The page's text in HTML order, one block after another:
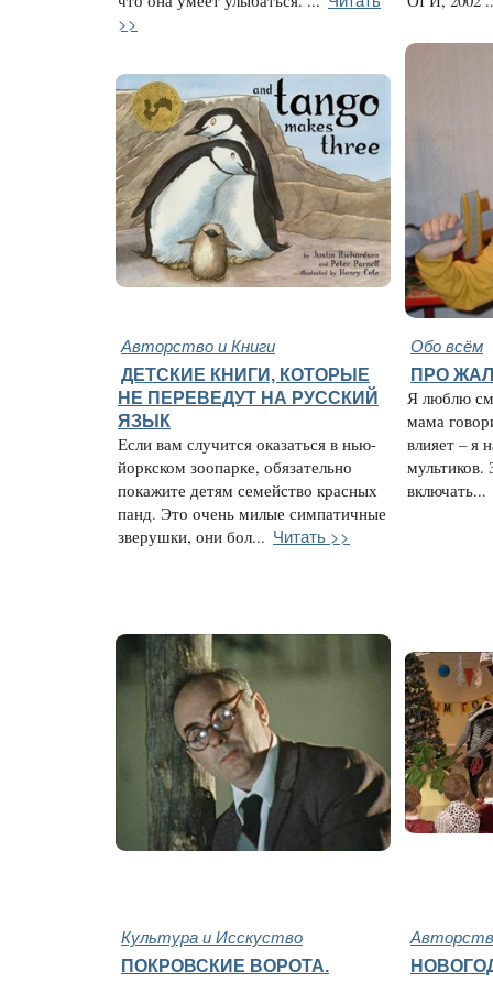
>>
Авторство и Книги Обо всём
ДЕТСКИЕ КНИГИ, КОТОРЫЕ
НЕ ПЕРЕВЕДУТ НА РУССКИЙ
ЯЗЫК
Если вам случится оказаться в нью-
йоркском зоопарке, обязательно
покажите детям семейство красных
панд. Это очень милые симпатичные
зверушки, они бол... Читать >>
ПРО
Я люблю
мама
влияет – я
мультиков.
включать...
Культура и Исскуство
ПОКРОВСКИЕ ВОРОТА.